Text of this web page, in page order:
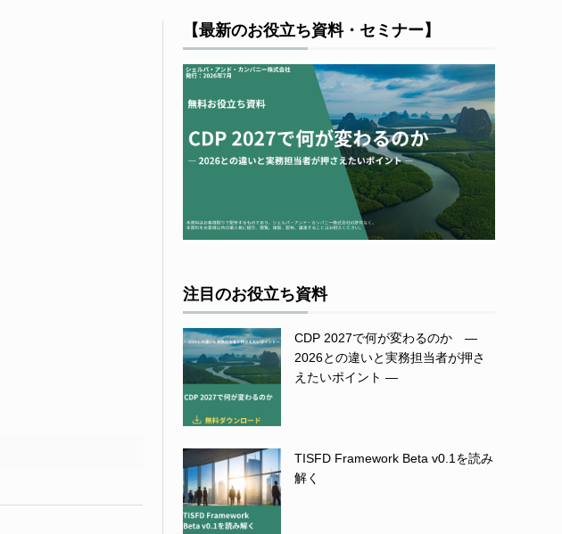
【最新のお役立ち資料・セミナー】
注目のお役立ち資料
CDP 2027で何が変わるのか ―
2026との違いと実務担当者が押さ
えたいポイント ―
TISFD Framework Beta v0.1を読み
解く